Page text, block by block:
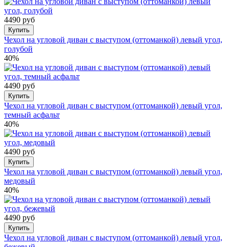
4490 руб
Купить
Чехол на угловой диван с выступом (оттоманкой) левый угол,
голубой
40%
4490 руб
Купить
Чехол на угловой диван с выступом (оттоманкой) левый угол,
темный асфальт
40%
4490 руб
Купить
Чехол на угловой диван с выступом (оттоманкой) левый угол,
медовый
40%
4490 руб
Купить
Чехол на угловой диван с выступом (оттоманкой) левый угол,